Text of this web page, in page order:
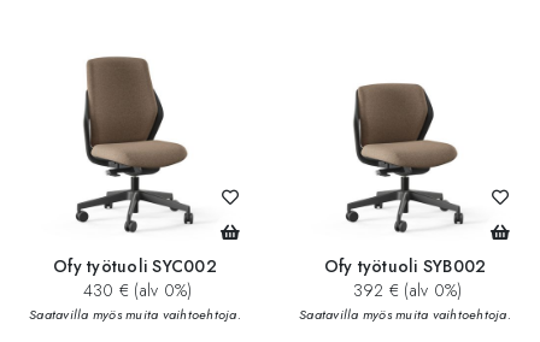
Ofy työtuoli SYC002
430 € (alv 0%)
Saatavilla myös muita vaihtoehtoja.
Ofy työtuoli SYB002
392 € (alv 0%)
Saatavilla myös muita vaihtoehtoja.